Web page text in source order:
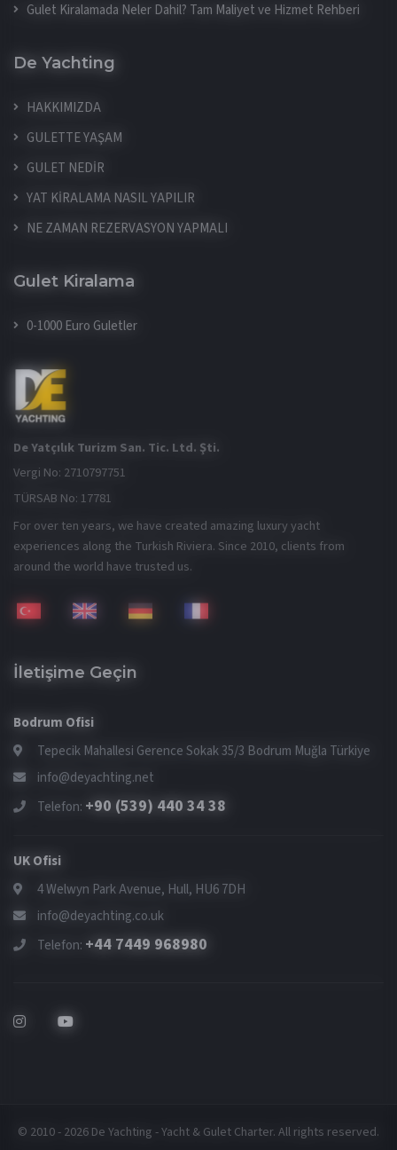
Gulet Kiralamada Neler Dahil? Tam Maliyet ve Hizmet Rehberi
De Yachting
HAKKIMIZDA
GULETTE YAŞAM
GULET NEDİR
YAT KİRALAMA NASIL YAPILIR
NE ZAMAN REZERVASYON YAPMALI
Gulet Kiralama
0-1000 Euro Guletler
De Yatçılık Turizm San. Tic. Ltd. Şti.
Vergi No: 2710797751
TÜRSAB No: 17781
For over ten years, we have created amazing luxury yacht
experiences along the Turkish Riviera. Since 2010, clients from
around the world have trusted us.
İletişime Geçin
Bodrum Ofisi
Tepecik Mahallesi Gerence Sokak 35/3 Bodrum Muğla Türkiye
info@deyachting.net
Telefon: +90 (539) 440 34 38
UK Ofisi
4 Welwyn Park Avenue, Hull, HU6 7DH
info@deyachting.co.uk
Telefon: +44 7449 968980
© 2010 - 2026 De Yachting - Yacht & Gulet Charter. All rights reserved.